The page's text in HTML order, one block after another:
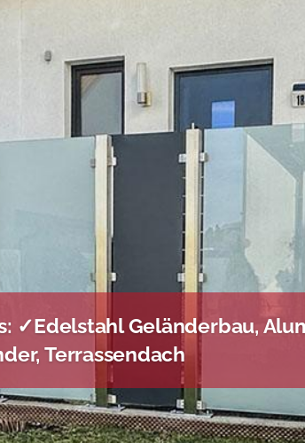
✓Edelstahl Geländerbau,
Terrassendach